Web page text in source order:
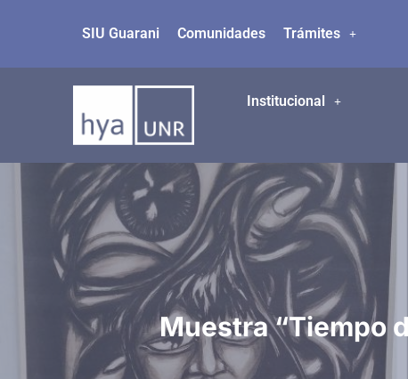
al
SIU Guarani Comunidades Trámites
Institucional
Muestra “Tiempo